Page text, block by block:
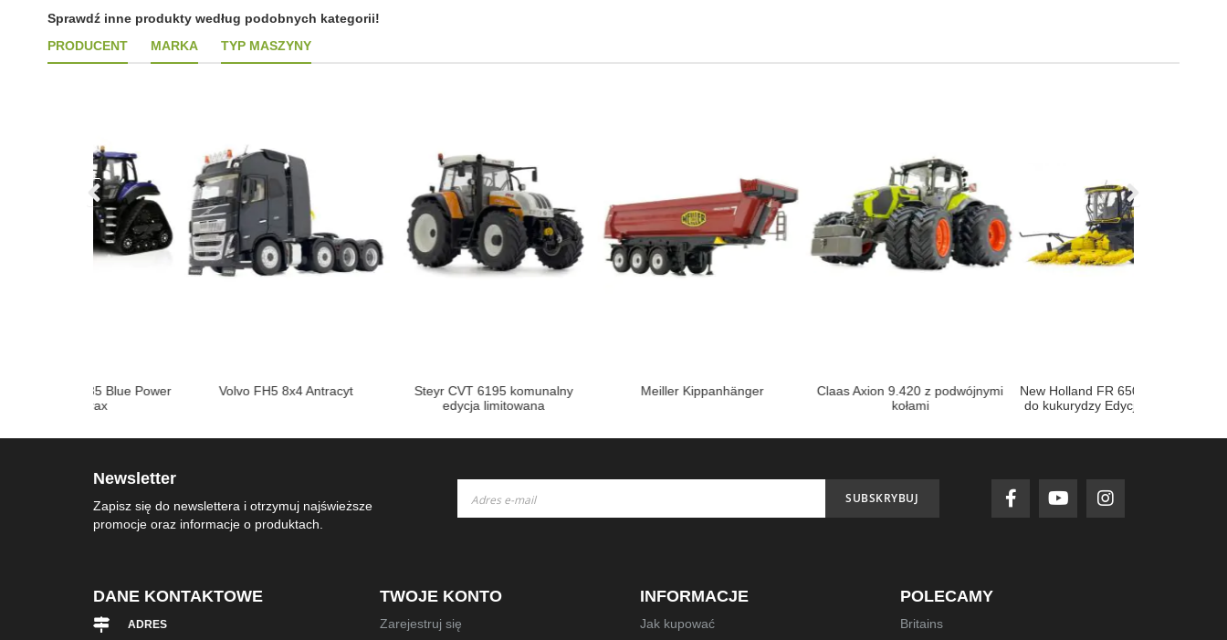
Sprawdź inne produkty według podobnych kategorii!
PRODUCENT
MARKA TYP MASZYNY
Volvo FH5 8x4 Antracyt
Steyr CVT 6195 komunalny
edycja limitowana
Meiller Kippanhänger
Claas Axion 9.420 z podwójnymi
New Holland FR 650 z przystawką
do kukurydzy Edycja Limitowana
Newsletter
Zapisz się do newslettera i otrzymuj najświeższe
promocje oraz informacje o produktach.
nasz
SUBSKRYBUJ
DANE KONTAKTOWE
ADRES
TWOJE KONTO
Zarejestruj się
INFORMACJE
Jak kupować
POLECAMY
Britains